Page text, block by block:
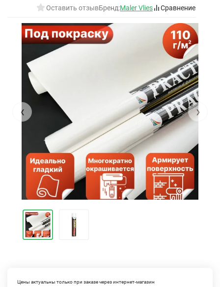
Оставить отзывБренд:Maler Vlies Сравнение
‹ ›
Цены актуальны только при заказе через интернет-магазин